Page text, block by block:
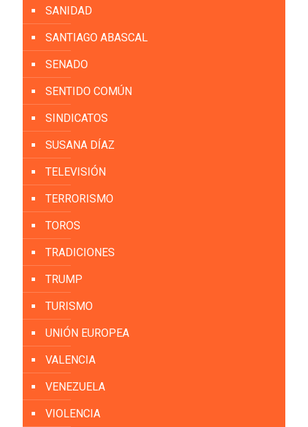
SANIDAD
SANTIAGO ABASCAL
SENADO
SENTIDO COMÚN
SINDICATOS
SUSANA DÍAZ
TELEVISIÓN
TERRORISMO
TOROS
TRADICIONES
TRUMP
TURISMO
UNIÓN EUROPEA
VALENCIA
VENEZUELA
VIOLENCIA